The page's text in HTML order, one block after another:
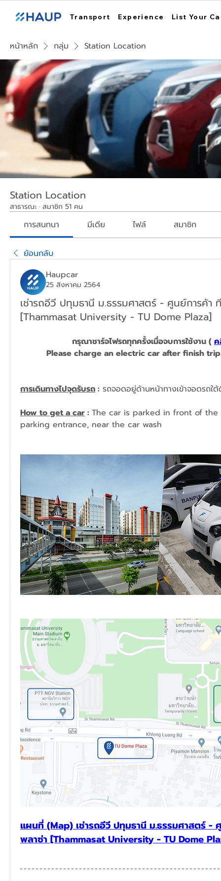
Transport Experience List Your
หน้าหลัก กลุ่ม Station Location
Station Location
สาธารณะ · สมาชิก 51 คน
การสนทนา มีเดีย ไฟล์ สมาชิก
ย้อนกลับ
Haupcar
25 สิงหาคม 2564
เช่ารถอีวี ปทุมธานี ม.ธรรมศาสตร์ - ศูนย์การค้า
[Thammasat University - TU Dome Plaza]
กรุณาชาร์จไฟรถทุกครั้งเมื่อจบการใช้งาน (
Please charge an electric car after finish
การเดินทางไปจุดรับรถ : รถจอดอยู่ด้านหน้าทางเข้าจอดรถใ
How to get a car : The car is parked in front of
parking entrance, near the car wash
แผนที่ (Map) เช่ารถอีวี ปทุมธานี ม.ธรรมศาสตร์ -
พลาซ่า [Thammasat University - TU Dome